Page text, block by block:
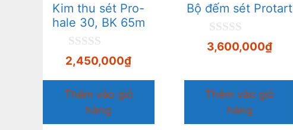
Kim thu sét Pro-
hale 30, BK 65m
0
n
g
o
à
5
2,450,000₫
Thêm vào giỏ
hàng
Bộ đếm sét Protart
0
n
3,600,000₫
Thêm vào giỏ
hàng